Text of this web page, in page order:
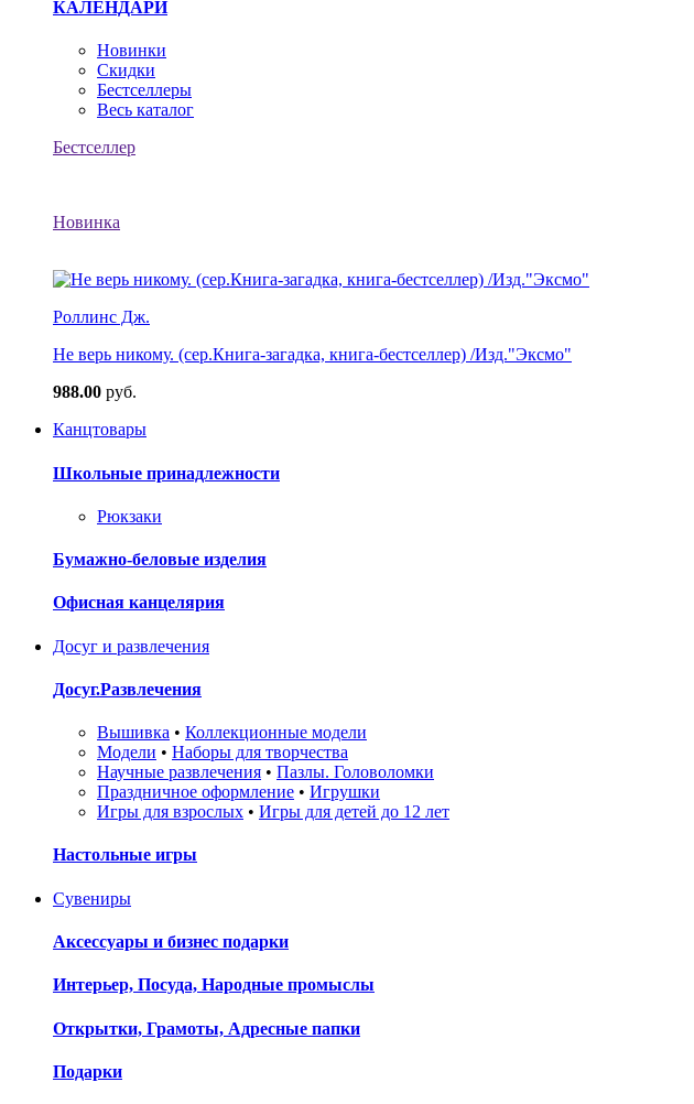
КАЛЕНДАРИ
Новинки
Скидки
Бестселлеры
Весь каталог
Бестселлер
Новинка
Роллинс Дж.
Не верь никому. (сер.Книга-загадка, книга-бестселлер) /Изд."Эксмо"
988.00 руб.
Канцтовары
Школьные принадлежности
Рюкзаки
Бумажно-беловые изделия
Офисная канцелярия
Досуг и развлечения
Досуг.Развлечения
Вышивка • Коллекционные модели
Модели • Наборы для творчества
Научные развлечения • Пазлы. Головоломки
Праздничное оформление • Игрушки
Игры для взрослых • Игры для детей до 12 лет
Настольные игры
Сувениры
Аксессуары и бизнес подарки
Интерьер, Посуда, Народные промыслы
Открытки, Грамоты, Адресные папки
Подарки